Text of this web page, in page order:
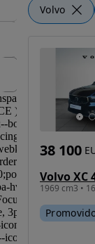
Volvo
Volvo XC
1969 cm3 •
38 100